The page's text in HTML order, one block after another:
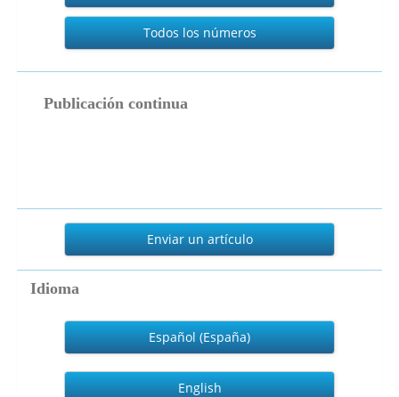
Todos los números
Publicación continua
Enviar
artículo
Enviar un artículo
Idioma
Español (España)
English